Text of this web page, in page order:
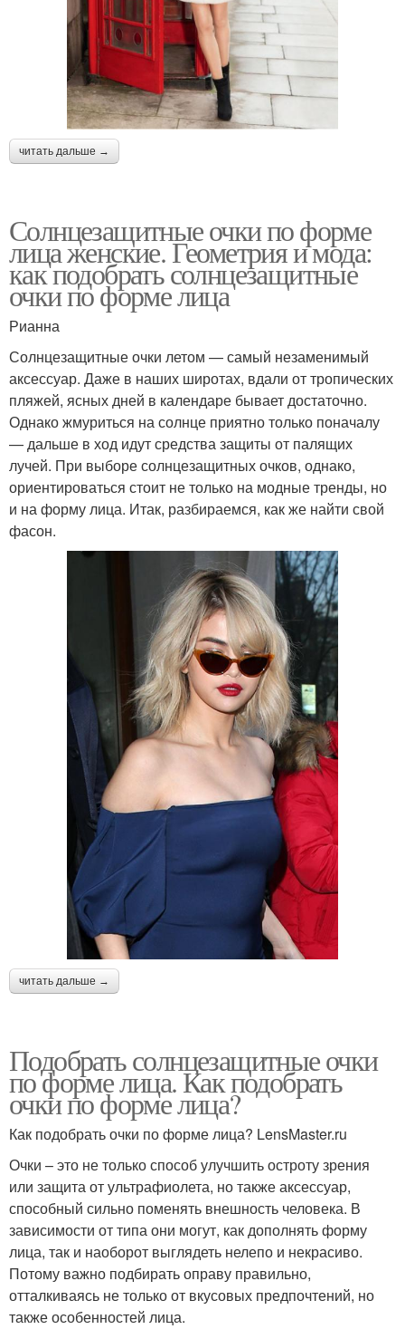
читать дальше →
Солнцезащитные очки по форме
лица женские. Геометрия и мода:
как подобрать солнцезащитные
очки по форме лица
Рианна
Солнцезащитные очки летом — самый незаменимый
аксессуар. Даже в наших широтах, вдали от тропических
пляжей, ясных дней в календаре бывает достаточно.
Однако жмуриться на солнце приятно только поначалу
— дальше в ход идут средства защиты от палящих
лучей. При выборе солнцезащитных очков, однако,
ориентироваться стоит не только на модные тренды, но
и на форму лица. Итак, разбираемся, как же найти свой
фасон.
читать дальше →
Подобрать солнцезащитные очки
по форме лица. Как подобрать
очки по форме лица?
Как подобрать очки по форме лица? LensMaster.ru
Очки – это не только способ улучшить остроту зрения
или защита от ультрафиолета, но также аксессуар,
способный сильно поменять внешность человека. В
зависимости от типа они могут, как дополнять форму
лица, так и наоборот выглядеть нелепо и некрасиво.
Потому важно подбирать оправу правильно,
отталкиваясь не только от вкусовых предпочтений, но
также особенностей лица.